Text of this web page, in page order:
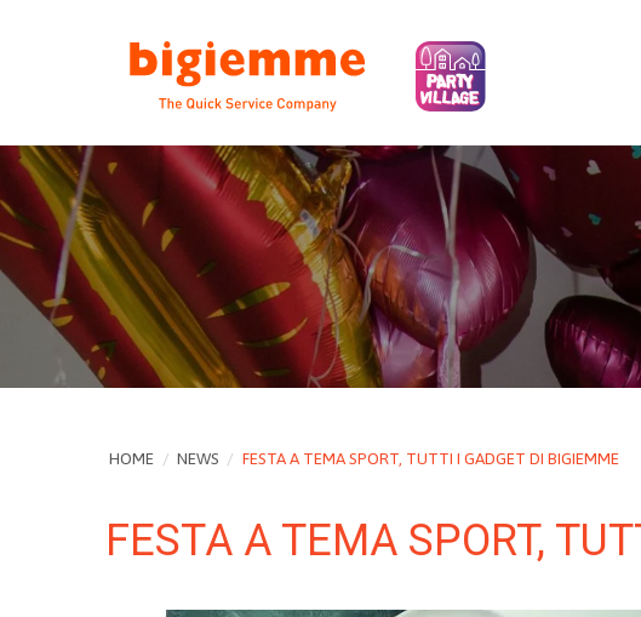
HOME / NEWS / FESTA A TEMA SPORT, TUTTI I GADGET DI BIGIEMME
FESTA A TEMA SPORT,